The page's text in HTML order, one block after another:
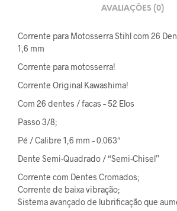
AVALIAÇÕES (0)
Corrente para Motosserra Stihl com 26
1,6 mm
Corrente para motosserra!
Corrente Original Kawashima!
Com 26 dentes / facas – 52 Elos
Passo 3/8;
Pé / Calibre 1,6 mm – 0.063″
Dente Semi-Quadrado / “Semi-Chisel”
Corrente com Dentes Cromados;
Corrente de baixa vibração;
Sistema avançado de lubrificação que